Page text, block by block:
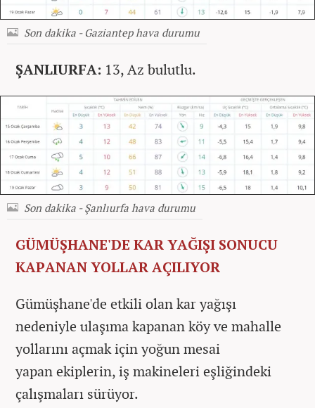
Son dakika - Gaziantep hava durumu
ŞANLIURFA: 13, Az bulutlu.
Son dakika - Şanlıurfa hava durumu
GÜMÜŞHANE'DE KAR YAĞIŞI SONUCU
KAPANAN YOLLAR AÇILIYOR
Gümüşhane'de etkili olan kar yağışı
nedeniyle ulaşıma kapanan köy ve mahalle
yollarını açmak için yoğun mesai
yapan ekiplerin, iş makineleri eşliğindeki
çalışmaları sürüyor.